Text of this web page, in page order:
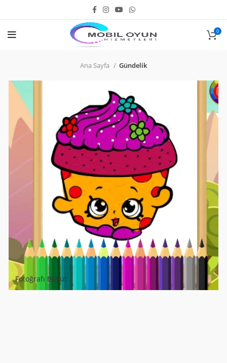
0
Ana Sayfa Gündelik
Fotoğrafı Büyüt